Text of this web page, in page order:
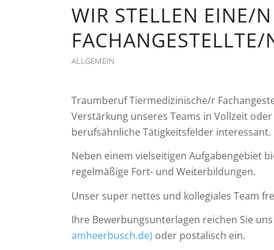
WIR STELLEN EINE/
ALLGEMEIN
Traumberuf Tiermedizinische/r
Verstärkung unseres Teams in Vollzeit
berufsähnliche Tätigkeitsfelder interessant.
Neben einem vielseitigen Aufgabengebiet
regelmäßige Fort- und Weiterbildungen.
Unser super nettes und kollegiales Team
Ihre Bewerbungsunterlagen reichen Sie
amheerbusch.de) oder postalisch ein.